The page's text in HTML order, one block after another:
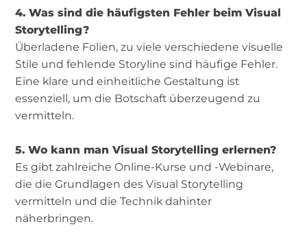
4. Was sind die häufigsten Fehler beim Visual
Storytelling?
Überladene Folien, zu viele verschiedene visuelle
Stile und fehlende Storyline sind häufige Fehler.
Eine klare und einheitliche Gestaltung ist
essenziell, um die Botschaft überzeugend zu
vermitteln.
5. Wo kann man Visual Storytelling erlernen?
Es gibt zahlreiche Online-Kurse und -Webinare,
die die Grundlagen des Visual Storytelling
vermitteln und die Technik dahinter
näherbringen.